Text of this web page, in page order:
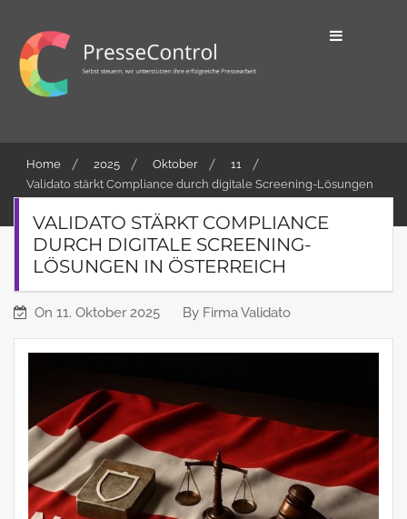
content
PresseControl
erfolgreiche Pressearbeit
Home 2025 Oktober
11
Validato stärkt Compliance durch digitale Screening-Lösungen
VALIDATO STÄRKT COMPLIANCE
DURCH DIGITALE SCREENING-
LÖSUNGEN IN ÖSTERREICH
On 11. Oktober 2025 By Firma Validato